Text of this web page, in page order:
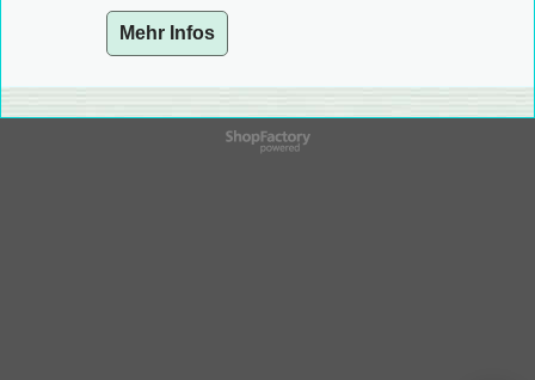
Mehr Infos
WebShop erstellt mit
ShopFactory Shop